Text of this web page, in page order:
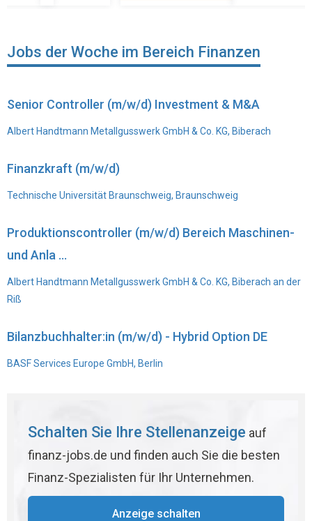
Jobs der Woche im Bereich Finanzen
Senior Controller (m/w/d) Investment & M&A
Albert Handtmann Metallgusswerk GmbH & Co. KG, Biberach
Finanzkraft (m/w/d)
Technische Universität Braunschweig, Braunschweig
Produktionscontroller (m/w/d) Bereich Maschinen-
und Anla ...
Albert Handtmann Metallgusswerk GmbH & Co. KG, Biberach an der
Riß
Bilanzbuchhalter:in (m/w/d) - Hybrid Option DE
BASF Services Europe GmbH, Berlin
Schalten Sie Ihre Stellenanzeige auf
finanz-jobs.de und finden auch Sie die besten
Finanz-Spezialisten für Ihr Unternehmen.
Anzeige schalten